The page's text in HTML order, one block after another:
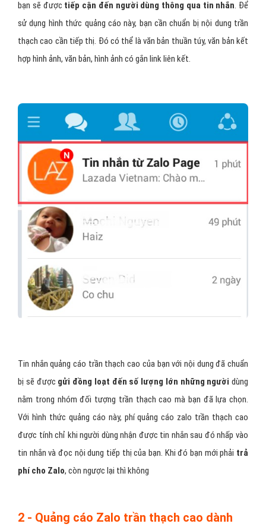
bạn sẽ được tiếp cận đến người dùng thông qua tin nhắn. Để
sử dụng hình thức quảng cáo này, bạn cần chuẩn bị nội dung trần
thạch cao cần tiếp thị. Đó có thể là văn bản thuần túy, văn bản kết
hợp hình ảnh, văn bản, hình ảnh có gắn link liên kết.
Tin nhắn quảng cáo trần thạch cao của bạn với nội dung đã chuẩn
bị sẽ được gửi đồng loạt đến số lượng lớn những người dùng
nằm trong nhóm đối tượng trần thạch cao mà bạn đã lựa chọn.
Với hình thức quảng cáo này, phí quảng cáo zalo trần thạch cao
được tính chỉ khi người dùng nhận được tin nhắn sau đó nhấp vào
tin nhắn và đọc nội dung tiếp thị của bạn. Khi đó bạn mới phải trả
phí cho Zalo, còn ngược lại thì không
2 - Quảng cáo Zalo trần thạch cao dành